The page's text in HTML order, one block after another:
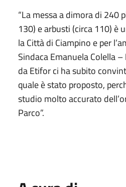
“La messa a dimora di 240
130) e arbusti (circa 110) è
la Città di Ciampino e per
Sindaca Emanuela Colella
da Etifor ci ha subito
quale è stato proposto,
studio molto accurato
Parco”.